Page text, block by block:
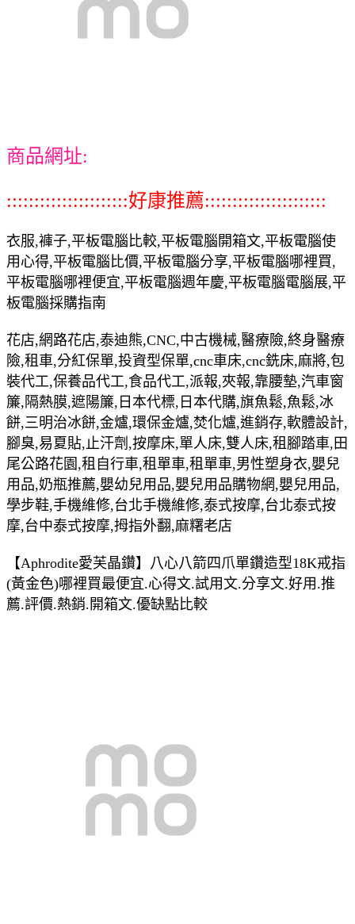
商品網址:
::::::::::::::::::::::好康推薦::::::::::::::::::::::
衣服,褲子,平板電腦比較,平板電腦開箱文,平板電腦使
用心得,平板電腦比價,平板電腦分享,平板電腦哪裡買,
平板電腦哪裡便宜,平板電腦週年慶,平板電腦電腦展,平
板電腦採購指南
花店,網路花店,泰迪熊,CNC,中古機械,醫療險,終身醫療
險,租車,分紅保單,投資型保單,cnc車床,cnc銑床,麻將,包
裝代工,保養品代工,食品代工,派報,夾報,靠腰墊,汽車窗
簾,隔熱膜,遮陽簾,日本代標,日本代購,旗魚鬆,魚鬆,冰
餅,三明治冰餅,金爐,環保金爐,焚化爐,進銷存,軟體設計,
腳臭,易夏貼,止汗劑,按摩床,單人床,雙人床,租腳踏車,田
尾公路花園,租自行車,租單車,租單車,男性塑身衣,嬰兒
用品,奶瓶推薦,嬰幼兒用品,嬰兒用品購物網,嬰兒用品,
學步鞋,手機維修,台北手機維修,泰式按摩,台北泰式按
摩,台中泰式按摩,拇指外翻,麻糬老店
【Aphrodite愛芙晶鑽】八心八箭四爪單鑽造型18K戒指
(黃金色)哪裡買最便宜.心得文.試用文.分享文.好用.推
薦.評價.熱銷.開箱文.優缺點比較